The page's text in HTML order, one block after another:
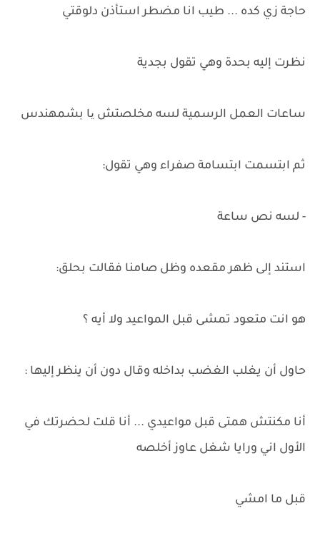
حاجة زي كده ... طيب انا مضطر استأذن دلوقتي
نظرت إليه بحدة وهي تقول بجدية
ساعات العمل الرسمية لسه مخلصتش یا بشمهندس
ثم ابتسمت ابتسامة صفراء وهي تقول:
- لسه نص ساعة
استند إلى ظهر مقعده وظل صامنا فقالت بحلق:
هو انت متعود تمشى قبل المواعيد ولا أيه ؟
حاول أن يغلب الغضب بداخله وقال دون أن ينظر إليها :
أنا مكنتش همتى قبل مواعيدي ... أنا قلت لحضرتك في
الأول اني ورايا شغل عاوز أخلصه
قبل ما امشي